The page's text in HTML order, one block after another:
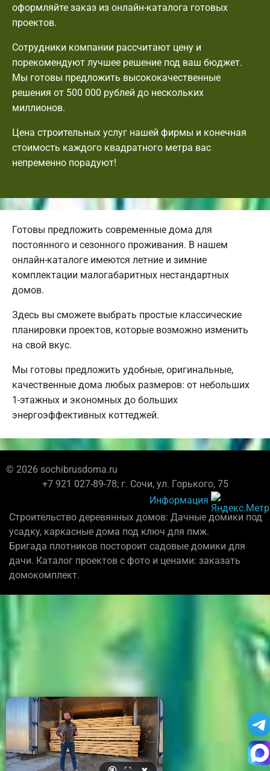
оформляйте заказ из онлайн-каталога готовых
проектов.
Сотрудники компании рассчитают цену и
порекомендуют лучшее решение под ваш бюджет.
Мы готовы предложить высококачественные
решения от 500 000 рублей до нескольких
миллионов.
Цена строительных услуг нашей фирмы и конечная
стоимость каждого квадратного метра вас
непременно порадуют!
Готовы предложить современные дома для
постоянного и сезонного проживания. В нашем
онлайн-каталоге имеются летние и зимние
комплектации малогабаритных нестандартных
домов.
Здесь вы сможете выбрать простые классические
планировки проектов, которые возможно изменить
на свой вкус.
Мы готовы предложить удобные, оригинальные,
качественные дома любых размеров: от небольших
1-этажных и экономных до больших
энергоэффективных коттеджей.
© 2026 sochibrusdoma.ru
+7 921 027-89-78; г. Сочи, ул. Горького, 75
Информация
Строительство деревянных домов: Дачные домики под
усадку, каркасные дома под ключ для пмж.
Бригада плотников постороит садовые домики для
дачи. Каталог проектов с фото и ценами: заказать
домокомплект.